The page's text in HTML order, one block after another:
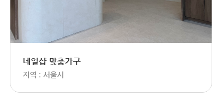
네일샵 맞춤가구
지역 : 서울시